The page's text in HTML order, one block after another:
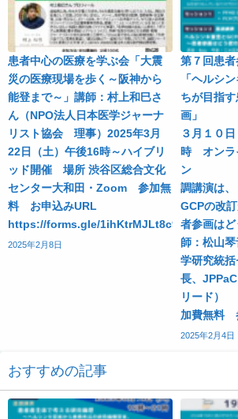
患者中心の医療を学ぶ会「大震
災の医療現場を歩く～阪神から
能登まで～」講師：村上和巳さ
ん（NPO法人日本医学ジャーナ
リスト協会 理事）2025年3月
22日（土）午後16時～ハイブリ
ッド開催 場所 渋谷区総合文化
センター大和田・Zoom 参加無
料 お申込みURL
https://forms.gle/1ihKtrMJLt8c97kd9
2025年2月8日
第７回患
「ヘルシ
ちが目指
３月１０
時 オンラ
調講演は、
GCPの改
者参画は
師：松山
学研究統
長、
リ
加費無料
2025年2月4日
おすすめの記事